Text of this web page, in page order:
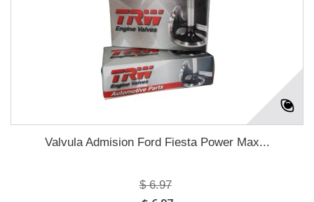
Valvula Admision Ford Fiesta Power Max...
$ 6.97